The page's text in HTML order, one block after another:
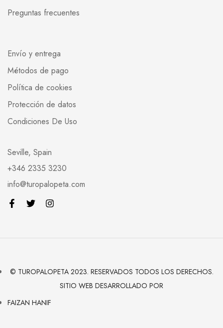
Preguntas frecuentes
Envío y entrega
Métodos de pago
Política de cookies
Protección de datos
Condiciones De Uso
Seville, Spain
+346 2335 3230
info@turopalopeta.com
© TUROPALOPETA 2023. RESERVADOS TODOS LOS DERECHOS.
SITIO WEB DESARROLLADO POR
FAIZAN HANIF